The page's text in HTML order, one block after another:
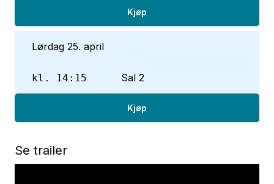
Kjøp
Lørdag 25. april
kl. 14:15 Sal 2
Kjøp
Se trailer